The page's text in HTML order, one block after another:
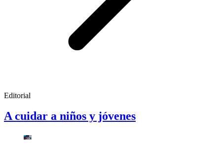
Editorial
A cuidar a niños y jóvenes